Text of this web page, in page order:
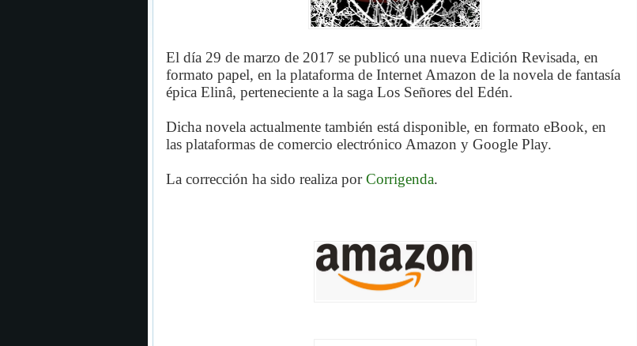
El día 29 de marzo de 2017 se publicó una nueva Edición Revisada, en
formato papel, en la plataforma de Internet Amazon de la novela de fantasía
épica Elinâ, perteneciente a la saga Los Señores del Edén.
Dicha novela actualmente también está disponible, en formato eBook, en
las plataformas de comercio electrónico Amazon y Google Play.
La corrección ha sido realiza porCorrigenda.